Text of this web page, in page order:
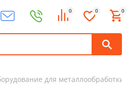
0 0 0
для металлообработки